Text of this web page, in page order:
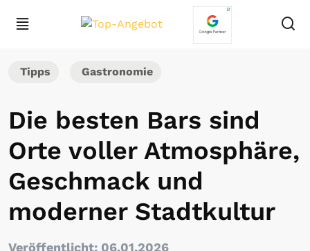
Tipps Gastronomie
Die besten Bars sind
Orte voller Atmosphäre,
Geschmack und
moderner Stadtkultur
Veröffentlicht: 06.01.2026